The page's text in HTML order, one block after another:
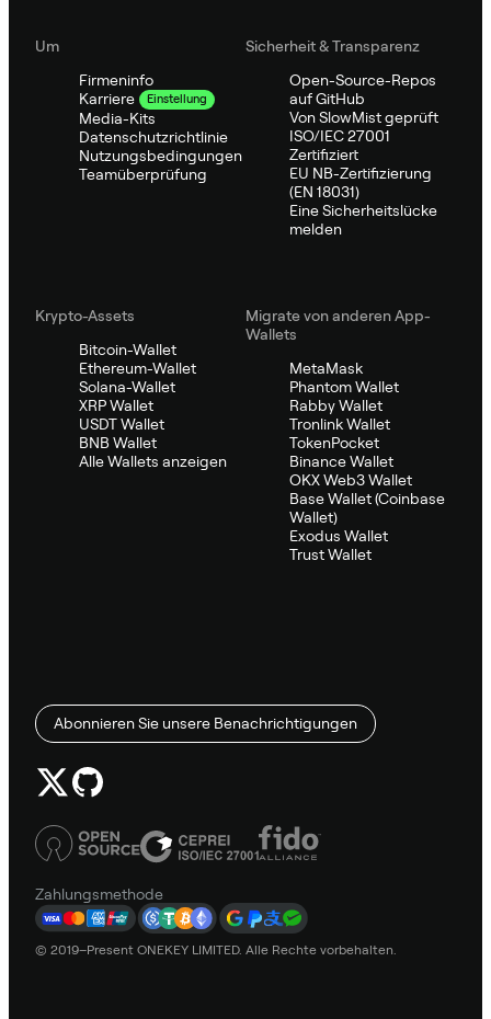
Um
Firmeninfo
Karriere
Einstellung
Media-Kits
Datenschutzrichtlinie
Nutzungsbedingungen
Teamüberprüfung
Sicherheit & Transparenz
Open-Source-Repos
auf GitHub
Von SlowMist geprüft
ISO/IEC 27001
Zertifiziert
EU NB-Zertifizierung
(EN 18031)
Eine Sicherheitslücke
melden
Krypto-Assets
Bitcoin-Wallet
Ethereum-Wallet
Solana-Wallet
XRP Wallet
USDT Wallet
BNB Wallet
Alle Wallets anzeigen
Migrate von anderen App-
Wallets
MetaMask
Phantom Wallet
Rabby Wallet
Tronlink Wallet
TokenPocket
Binance Wallet
OKX Web3 Wallet
Base Wallet (Coinbase
Wallet)
Exodus Wallet
Trust Wallet
Abonnieren Sie unsere Benachrichtigungen
Zahlungsmethode
© 2019–Present ONEKEY LIMITED. Alle Rechte vorbehalten.